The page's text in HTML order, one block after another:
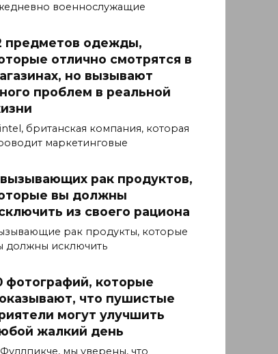
военнослужащие
предметов одежды,
отлично смотрятся в
но вызывают
проблем в реальной
британская компания, которая
маркетинговые
рак продуктов,
вы должны
из своего рациона
рак продукты, которые
должны исключить
фотографий, которые
что пушистые
могут улучшить
жалкий день
мы уверены, что